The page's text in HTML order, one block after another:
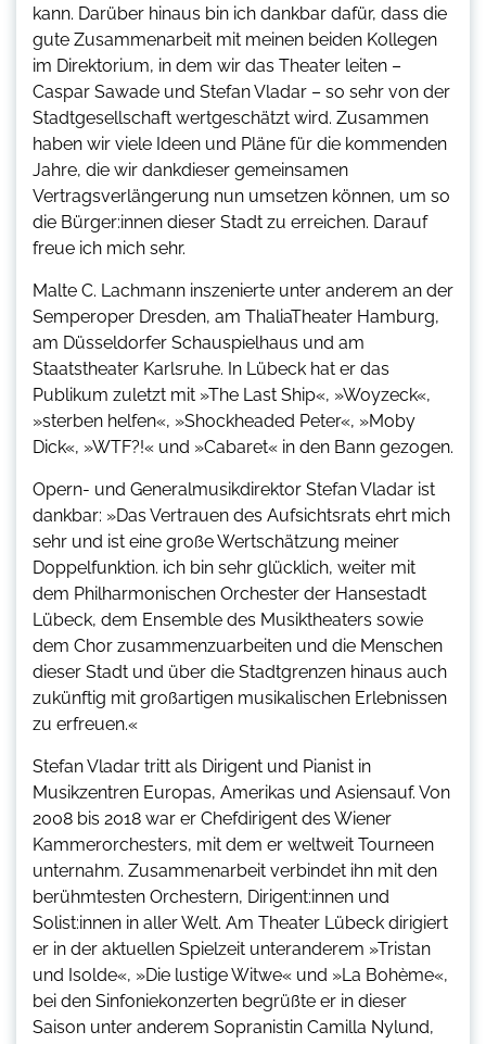
kann. Darüber hinaus bin ich dankbar dafür, dass die
gute Zusammenarbeit mit meinen beiden Kollegen
im Direktorium, in dem wir das Theater leiten –
Caspar Sawade und Stefan Vladar – so sehr von der
Stadtgesellschaft wertgeschätzt wird. Zusammen
haben wir viele Ideen und Pläne für die kommenden
Jahre, die wir dankdieser gemeinsamen
Vertragsverlängerung nun umsetzen können, um so
die Bürger:innen dieser Stadt zu erreichen. Darauf
freue ich mich sehr.
Malte C. Lachmann inszenierte unter anderem an der
Semperoper Dresden, am ThaliaTheater Hamburg,
am Düsseldorfer Schauspielhaus und am
Staatstheater Karlsruhe. In Lübeck hat er das
Publikum zuletzt mit »The Last Ship«, »Woyzeck«,
»sterben helfen«, »Shockheaded Peter«, »Moby
Dick«, »WTF?!« und »Cabaret« in den Bann gezogen.
Opern- und Generalmusikdirektor Stefan Vladar ist
dankbar: »Das Vertrauen des Aufsichtsrats ehrt mich
sehr und ist eine große Wertschätzung meiner
Doppelfunktion. ich bin sehr glücklich, weiter mit
dem Philharmonischen Orchester der Hansestadt
Lübeck, dem Ensemble des Musiktheaters sowie
dem Chor zusammenzuarbeiten und die Menschen
dieser Stadt und über die Stadtgrenzen hinaus auch
zukünftig mit großartigen musikalischen Erlebnissen
zu erfreuen.«
Stefan Vladar tritt als Dirigent und Pianist in
Musikzentren Europas, Amerikas und Asiensauf. Von
2008 bis 2018 war er Chefdirigent des Wiener
Kammerorchesters, mit dem er weltweit Tourneen
unternahm. Zusammenarbeit verbindet ihn mit den
berühmtesten Orchestern, Dirigent:innen und
Solist:innen in aller Welt. Am Theater Lübeck dirigiert
er in der aktuellen Spielzeit unteranderem »Tristan
und Isolde«, »Die lustige Witwe« und »La Bohème«,
bei den Sinfoniekonzerten begrüßte er in dieser
Saison unter anderem Sopranistin Camilla Nylund,